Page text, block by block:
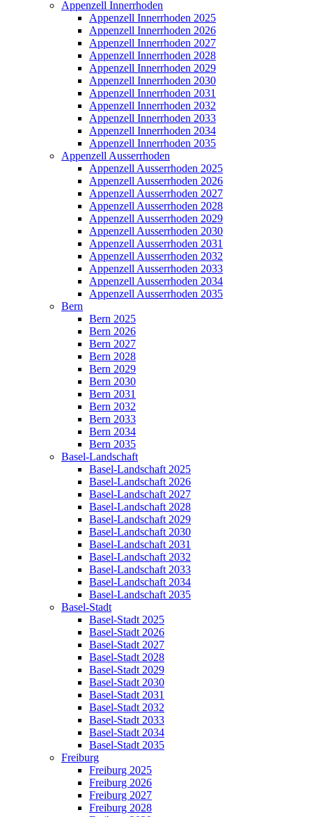
Appenzell Innerrhoden
Appenzell Innerrhoden 2025
Appenzell Innerrhoden 2026
Appenzell Innerrhoden 2027
Appenzell Innerrhoden 2028
Appenzell Innerrhoden 2029
Appenzell Innerrhoden 2030
Appenzell Innerrhoden 2031
Appenzell Innerrhoden 2032
Appenzell Innerrhoden 2033
Appenzell Innerrhoden 2034
Appenzell Innerrhoden 2035
Appenzell Ausserrhoden
Appenzell Ausserrhoden 2025
Appenzell Ausserrhoden 2026
Appenzell Ausserrhoden 2027
Appenzell Ausserrhoden 2028
Appenzell Ausserrhoden 2029
Appenzell Ausserrhoden 2030
Appenzell Ausserrhoden 2031
Appenzell Ausserrhoden 2032
Appenzell Ausserrhoden 2033
Appenzell Ausserrhoden 2034
Appenzell Ausserrhoden 2035
Bern
Bern 2025
Bern 2026
Bern 2027
Bern 2028
Bern 2029
Bern 2030
Bern 2031
Bern 2032
Bern 2033
Bern 2034
Bern 2035
Basel-Landschaft
Basel-Landschaft 2025
Basel-Landschaft 2026
Basel-Landschaft 2027
Basel-Landschaft 2028
Basel-Landschaft 2029
Basel-Landschaft 2030
Basel-Landschaft 2031
Basel-Landschaft 2032
Basel-Landschaft 2033
Basel-Landschaft 2034
Basel-Landschaft 2035
Basel-Stadt
Basel-Stadt 2025
Basel-Stadt 2026
Basel-Stadt 2027
Basel-Stadt 2028
Basel-Stadt 2029
Basel-Stadt 2030
Basel-Stadt 2031
Basel-Stadt 2032
Basel-Stadt 2033
Basel-Stadt 2034
Basel-Stadt 2035
Freiburg
Freiburg 2025
Freiburg 2026
Freiburg 2027
Freiburg 2028